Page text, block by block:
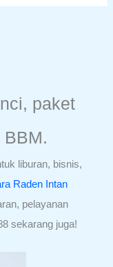
paket
liburan, bisnis,
Raden Intan
pelayanan
sekarang juga!